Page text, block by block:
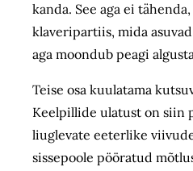
kanda. See aga ei
klaveripartiis, mida
aga moondub peagi
Teise osa kuulatama
Keelpillide ulatust on siin
liuglevate eeterlike
sissepoole pööratud